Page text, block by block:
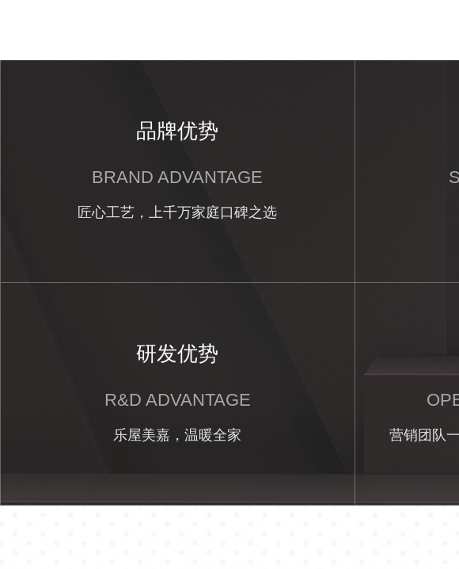
品牌优势
BRAND ADVANTAGE
匠心工艺，上千万家庭口碑之选
研发优势
R&D ADVANTAGE
乐屋美嘉，温暖全家 营销团队